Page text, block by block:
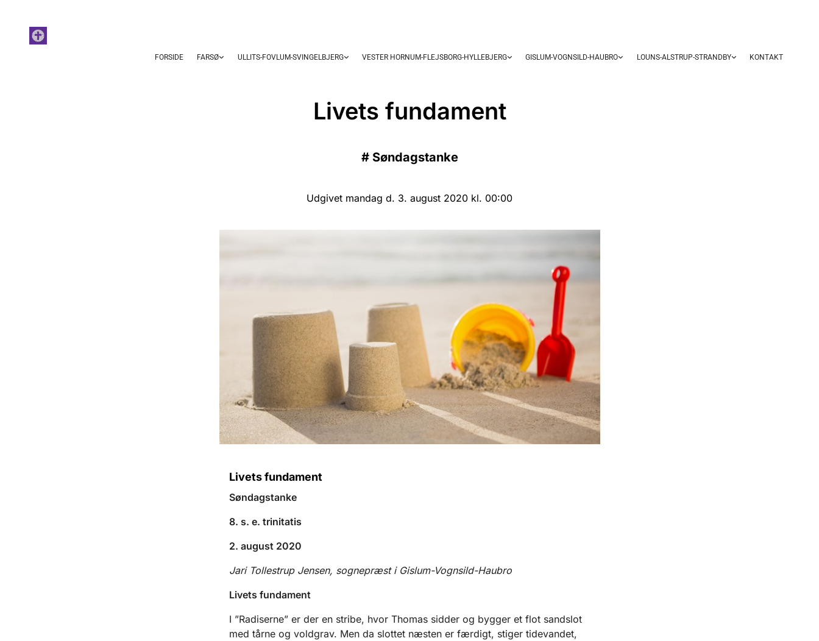
FORSIDE FARSØ ULLITS-FOVLUM-SVINGELBJERG VESTER HORNUM-FLEJSBORG-HYLLEBJERG GISLUM-VOGNSILD-HAUBRO LOUNS-ALSTRUP-STRANDBY KONTAKT
Livets fundament
# Søndagstanke
Udgivet mandag d. 3. august 2020 kl. 00:00
Livets fundament
Søndagstanke
8. s. e. trinitatis
2. august 2020
Jari Tollestrup Jensen, sognepræst i Gislum-Vognsild-Haubro
Livets fundament
I ”Radiserne” er der en stribe, hvor Thomas sidder og bygger et flot sandslot
med tårne og voldgrav. Men da slottet næsten er færdigt, stiger tidevandet,